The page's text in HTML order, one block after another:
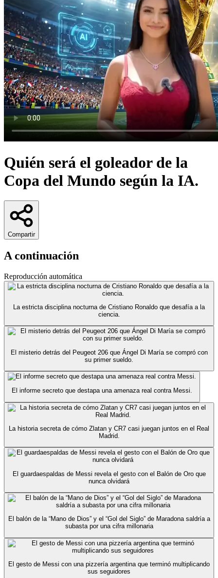
Quién será el goleador de la
Copa del Mundo según la IA.
Compartir
A continuación
Reproducción automática
La estricta disciplina nocturna de Cristiano Ronaldo que desafía a la
ciencia.
El misterio detrás del Peugeot 206 que Ángel Di María se compró con
su primer sueldo.
El informe secreto que destapa una amenaza real contra Messi.
La historia secreta de cómo Zlatan y CR7 casi juegan juntos en el Real
Madrid.
El guardaespaldas de Messi revela el gesto con el Balón de Oro que
nunca olvidará
El balón de la “Mano de Dios” y el “Gol del Siglo” de Maradona saldría a
subasta por una cifra millonaria
El gesto de Messi con una pizzería argentina que terminó multiplicando
sus seguidores